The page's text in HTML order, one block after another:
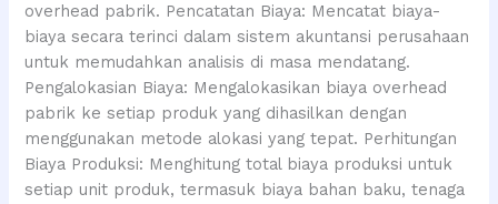
overhead pabrik. Pencatatan Biaya: Mencatat biaya-
biaya secara terinci dalam sistem akuntansi perusahaan
untuk memudahkan analisis di masa mendatang.
Pengalokasian Biaya: Mengalokasikan biaya overhead
pabrik ke setiap produk yang dihasilkan dengan
menggunakan metode alokasi yang tepat. Perhitungan
Biaya Produksi: Menghitung total biaya produksi untuk
setiap unit produk, termasuk biaya bahan baku, tenaga